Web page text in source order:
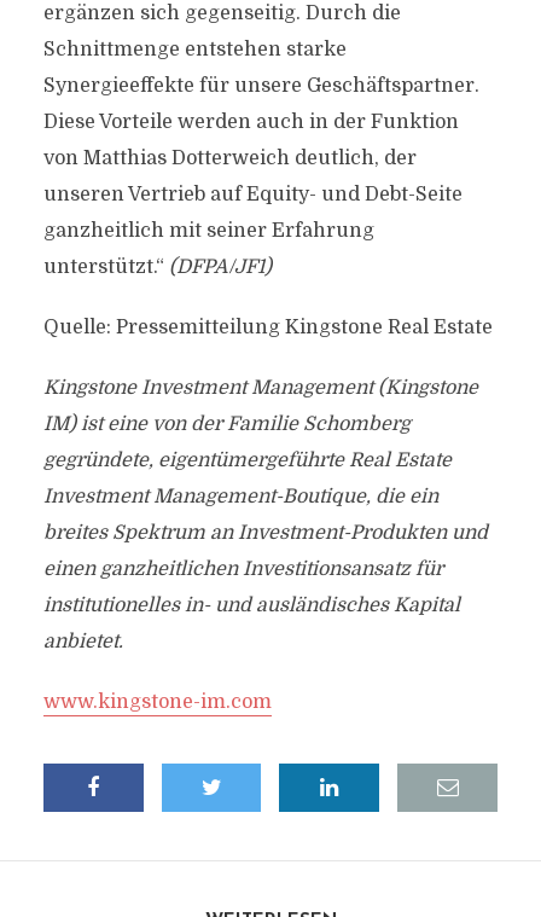
ergänzen sich gegenseitig. Durch die
Schnittmenge entstehen starke
Synergieeffekte für unsere Geschäftspartner.
Diese Vorteile werden auch in der Funktion
von Matthias Dotterweich deutlich, der
unseren Vertrieb auf Equity- und Debt-Seite
ganzheitlich mit seiner Erfahrung
unterstützt.“ (DFPA/JF1)
Quelle: Pressemitteilung Kingstone Real Estate
Kingstone Investment Management (Kingstone
IM) ist eine von der Familie Schomberg
gegründete, eigentümergeführte Real Estate
Investment Management-Boutique, die ein
breites Spektrum an Investment-Produkten und
einen ganzheitlichen Investitionsansatz für
institutionelles in- und ausländisches Kapital
anbietet.
www.kingstone-im.com